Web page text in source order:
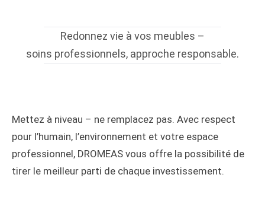
Redonnez vie à vos meubles –
soins professionnels, approche responsable.
Mettez à niveau – ne remplacez pas. Avec respect
pour l’humain, l’environnement et votre espace
professionnel, DROMEAS vous offre la possibilité de
tirer le meilleur parti de chaque investissement.